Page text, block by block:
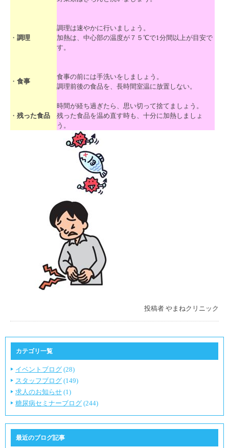
・ 調理
調理は速やかに行いましょう。
加熱は、中心部の温度が７５℃で1分間以上が目安で
す。
・ 食事
食事の前には手洗いをしましょう。
調理前後の食品を、長時間室温に放置しない。
・ 残った食品
時間が経ち過ぎたら、思い切って捨てましょう。
残った食品を温め直す時も、十分に加熱しましょ
う。
投稿者 やまねクリニック
カテゴリ一覧
イベントブログ (28)
スタッフブログ (149)
求人のお知らせ (1)
糖尿病セミナーブログ (244)
最近のブログ記事